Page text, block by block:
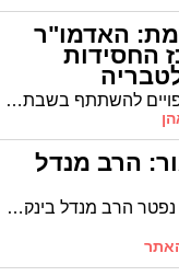
האדמו"ר
החסידות
מאות חסידים צפויים להשתתף בשבת ההוקרה • אוהל גדול הוקם במתחם שוק חן בטבריה עילית
הרב מנדל
בשעה האחרונה נפטר הרב מנדל בינקה ז"ל, גבאי בית המדרש הגדול של חסידי גור. הלווייתו הערב בירושלים